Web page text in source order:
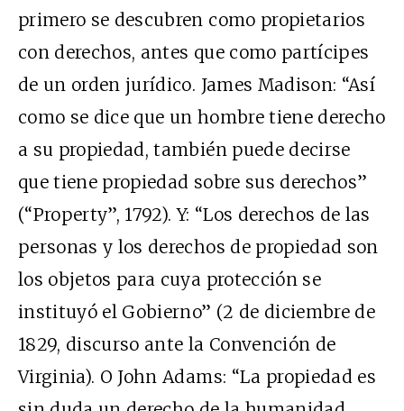
primero se descubren como propietarios
con derechos, antes que como partícipes
de un orden jurídico. James Madison: “Así
como se dice que un hombre tiene derecho
a su propiedad, también puede decirse
que tiene propiedad sobre sus derechos”
(“Property”, 1792). Y: “Los derechos de las
personas y los derechos de propiedad son
los objetos para cuya protección se
instituyó el Gobierno” (2 de diciembre de
1829, discurso ante la Convención de
Virginia). O John Adams: “La propiedad es